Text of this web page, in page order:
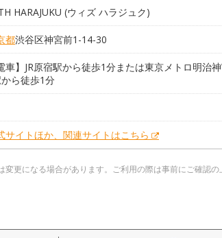
HARAJUKU (ウィズ ハラジュク)
都渋谷区神宮前1-14-30
車】JR原宿駅から徒歩1分または東京メトロ明治
ら徒歩1分
サイトほか、関連サイトはこちら
更になる場合があります。ご利用の際は事前にご確認の